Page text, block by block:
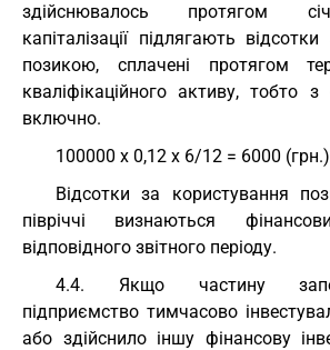
здійснювалось протягом
капіталізації підлягають
позикою, сплачені протягом
кваліфікаційного активу, тобто
включно.
100000 х 0,12 х 6/12 = 6000
Відсотки за користування
півріччі визнаються
відповідного звітного періоду.
4.4. Якщо частину
підприємство тимчасово
або здійснило іншу фінансову